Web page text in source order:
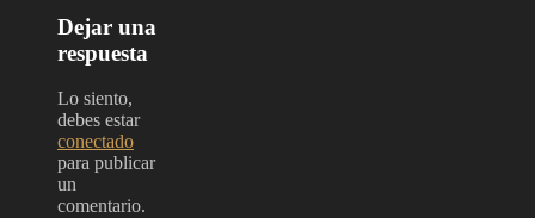
Dejar una
respuesta
Lo siento,
debes estar
conectado
para publicar
un
comentario.